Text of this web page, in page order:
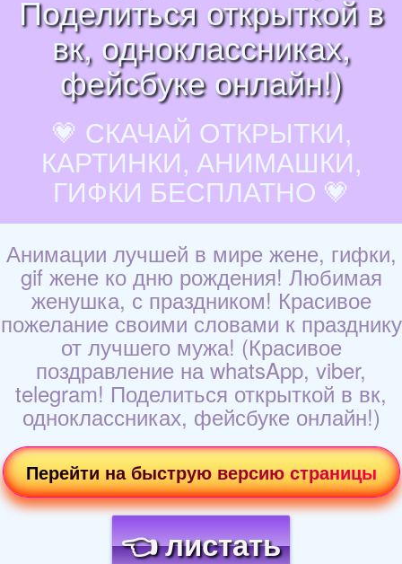
Поделиться открыткой в
вк, одноклассниках,
фейсбуке онлайн!)
💗 СКАЧАЙ ОТКРЫТКИ,
КАРТИНКИ, АНИМАШКИ,
ГИФКИ БЕСПЛАТНО 💗
Анимации лучшей в мире жене, гифки,
gif жене ко дню рождения! Любимая
женушка, с праздником! Красивое
пожелание своими словами к празднику
от лучшего мужа! (Красивое
поздравление на whatsApp, viber,
telegram! Поделиться открыткой в вк,
одноклассниках, фейсбуке онлайн!)
Перейти на быструю версию страницы
👈 листать